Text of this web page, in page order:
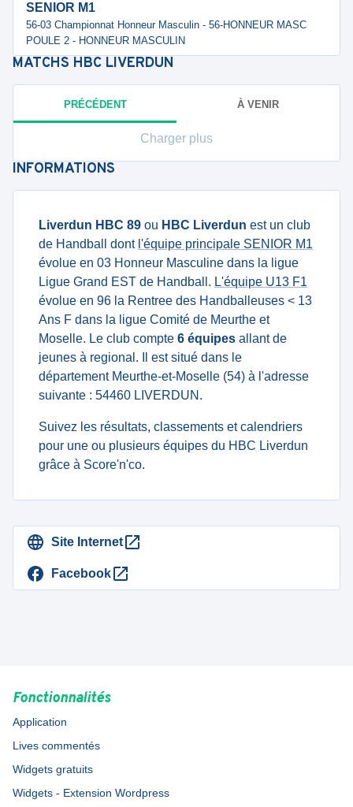
SENIOR M1
56-03 Championnat Honneur Masculin - 56-HONNEUR MASC
POULE 2 - HONNEUR MASCULIN
MATCHS HBC LIVERDUN
PRÉCÉDENT À VENIR
Charger plus
INFORMATIONS
Liverdun HBC 89 ou HBC Liverdun est un club
de Handball dont l'équipe principale SENIOR M1
évolue en 03 Honneur Masculine dans la ligue
Ligue Grand EST de Handball. L'équipe U13 F1
évolue en 96 la Rentree des Handballeuses < 13
Ans F dans la ligue Comité de Meurthe et
Moselle. Le club compte 6 équipes allant de
jeunes à regional. Il est situé dans le
département Meurthe-et-Moselle (54) à l'adresse
suivante : 54460 LIVERDUN.
Suivez les résultats, classements et calendriers
pour une ou plusieurs équipes du HBC Liverdun
grâce à Score'n'co.
Site Internet
Facebook
Fonctionnalités
Application
Lives commentés
Widgets gratuits
Widgets - Extension Wordpress